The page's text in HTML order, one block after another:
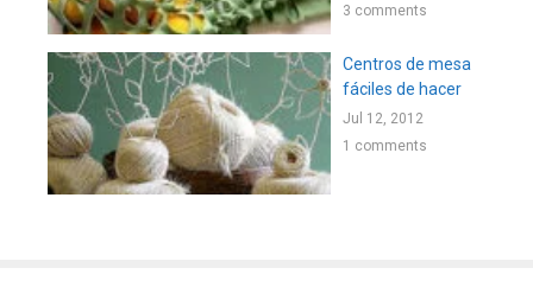
3 comments
Centros de mesa
fáciles de hacer
Jul 12, 2012
1 comments